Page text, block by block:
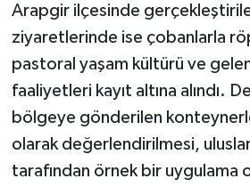
Arapgir ilçesinde
ziyaretlerinde ise çobanlarla
pastoral yaşam kültürü ve
faaliyetleri kayıt altına alındı.
bölgeye gönderilen
olarak değerlendirilmesi,
tarafından örnek bir uygulama